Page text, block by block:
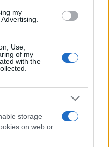
my
Use,
of my
with the
storage
on web or
Wallet (la plupart des
intégré, mais dans le
sans waller, vous aurez
pour stocker Lumens)
international
rapides avec des